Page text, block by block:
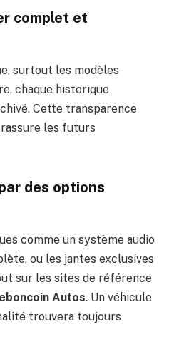
complet et
surtout les modèles
chaque historique
Cette transparence
les futurs
des options
comme un système audio
ou les jantes exclusives
sur les sites de référence
Autos. Un véhicule
trouvera toujours